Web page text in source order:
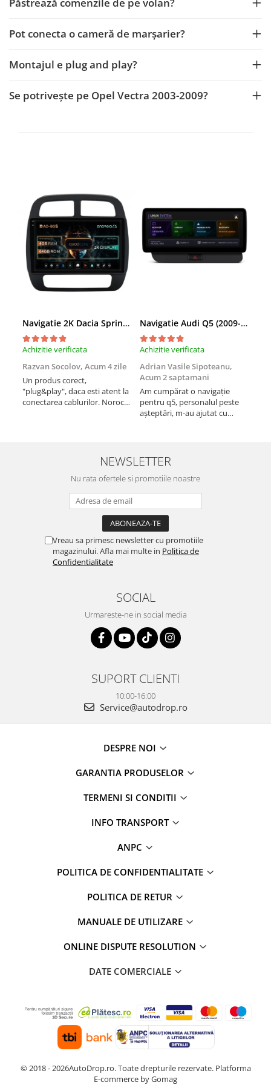
Pot conecta o cameră de marșarier?
Montajul e plug and play?
Se potrivește pe Opel Vectra 2003-2009?
Navigatie 2K Dacia Spring (2021- Prezent), Android, S-Quadcore / 4GB RAM + 64GB ROM, 9.5 Inch - AD-BGS90042K+AD-BGRKIT366V4s
Achizitie verificata
Razvan Socolov, Acum 4 zile
Un produs corect,
"plug&play", daca esti atent la
conectarea cablurilor. Noroc
indrumat pas cu pas si mi-a
atras atentia ca nu era
conectat cablul de video de la
Navigatie Audi Q5 (2009-2017), Linux OS & OEM, MMI 3G, CarPlay & Android Auto Wireless, MirrorLink, Camera AHD, 12.3 Inch - AD-BGAALNXH+AD-BGRKITQ5002
Achizitie verificata
Adrian Vasile Sipoteanu,
Acum 2 saptamani
Am cumpărat o navigație
pentru q5, personalul peste
așteptări, m-au ajutat cu
rânduri. Foarte serviabili,
livrare rapidă, suport tehnic,
totul impecabil, o să revin la ei
și pentru vi...
NEWSLETTER
Nu rata ofertele si promotiile noastre
Vreau sa primesc newsletter cu promotiile
magazinului. Afla mai multe in Politica de
Confidentialitate
SOCIAL
Urmareste-ne in social media
SUPORT CLIENTI
10:00-16:00
Service@autodrop.ro
DESPRE NOI
GARANTIA PRODUSELOR
TERMENI SI CONDITII
INFO TRANSPORT
ANPC
POLITICA DE CONFIDENTIALITATE
POLITICA DE RETUR
MANUALE DE UTILIZARE
ONLINE DISPUTE RESOLUTION
DATE COMERCIALE
© 2018 - 2026AutoDrop.ro. Toate drepturile rezervate. Platforma
E-commerce by Gomag